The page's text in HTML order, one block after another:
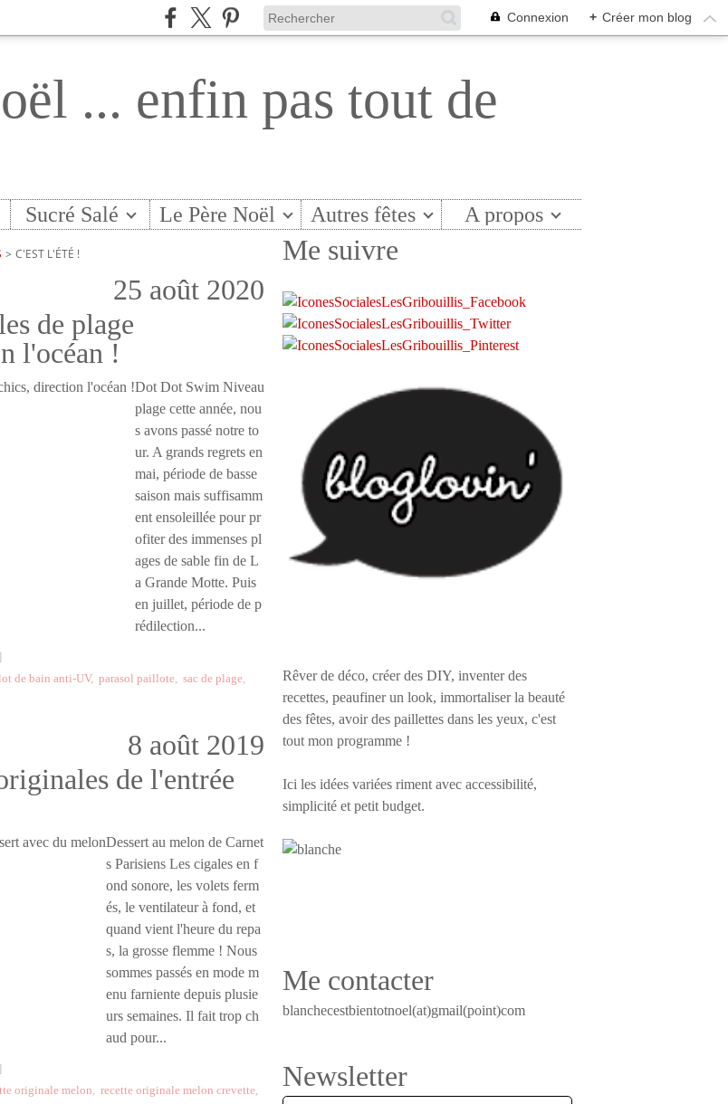
Connexion + Créer mon blog
... enfin pas tout de
Sucré Salé Le Père Noël Autres fêtes A propos
> C'EST L'ÉTÉ !
25 août 2020
de plage
l'océan !
Dot Dot Swim Niveau
plage cette année, nou
s avons passé notre to
ur. A grands regrets en
mai, période de basse
saison mais suffisamm
ent ensoleillée pour pr
ofiter des immenses pl
ages de sable fin de L
a Grande Motte. Puis
en juillet, période de p
rédilection...
]
de bain anti-UV, parasol paillote, sac de plage,
8 août 2019
de l'entrée
Dessert au melon de Carnet
s Parisiens Les cigales en f
ond sonore, les volets ferm
és, le ventilateur à fond, et
quand vient l'heure du repa
s, la grosse flemme ! Nous
sommes passés en mode m
enu farniente depuis plusie
urs semaines. Il fait trop ch
aud pour...
]
originale melon, recette originale melon crevette,
Me suivre
Rêver de déco, créer des DIY, inventer des
recettes, peaufiner un look, immortaliser la beauté
des fêtes, avoir des paillettes dans les yeux, c'est
tout mon programme !
Ici les idées variées riment avec accessibilité,
simplicité et petit budget.
Me contacter
blanchecestbientotnoel(at)gmail(point)com
Newsletter